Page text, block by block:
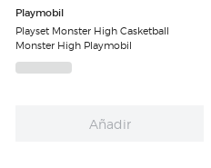
Playmobil
Playset Monster High Casketball
Monster High Playmobil
Añadir